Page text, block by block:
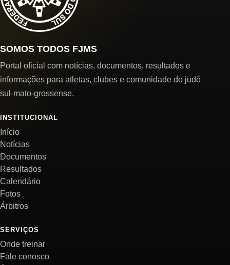
SOMOS TODOS FJMS
Portal oficial com notícias, documentos, resultados e
informações para atletas, clubes e comunidade do judô
sul-mato-grossense.
INSTITUCIONAL
Início
Notícias
Documentos
Resultados
Calendário
Fotos
Árbitros
SERVIÇOS
Onde treinar
Fale conosco